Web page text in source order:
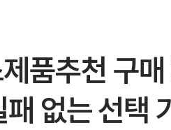
품추천 구
없는 선택